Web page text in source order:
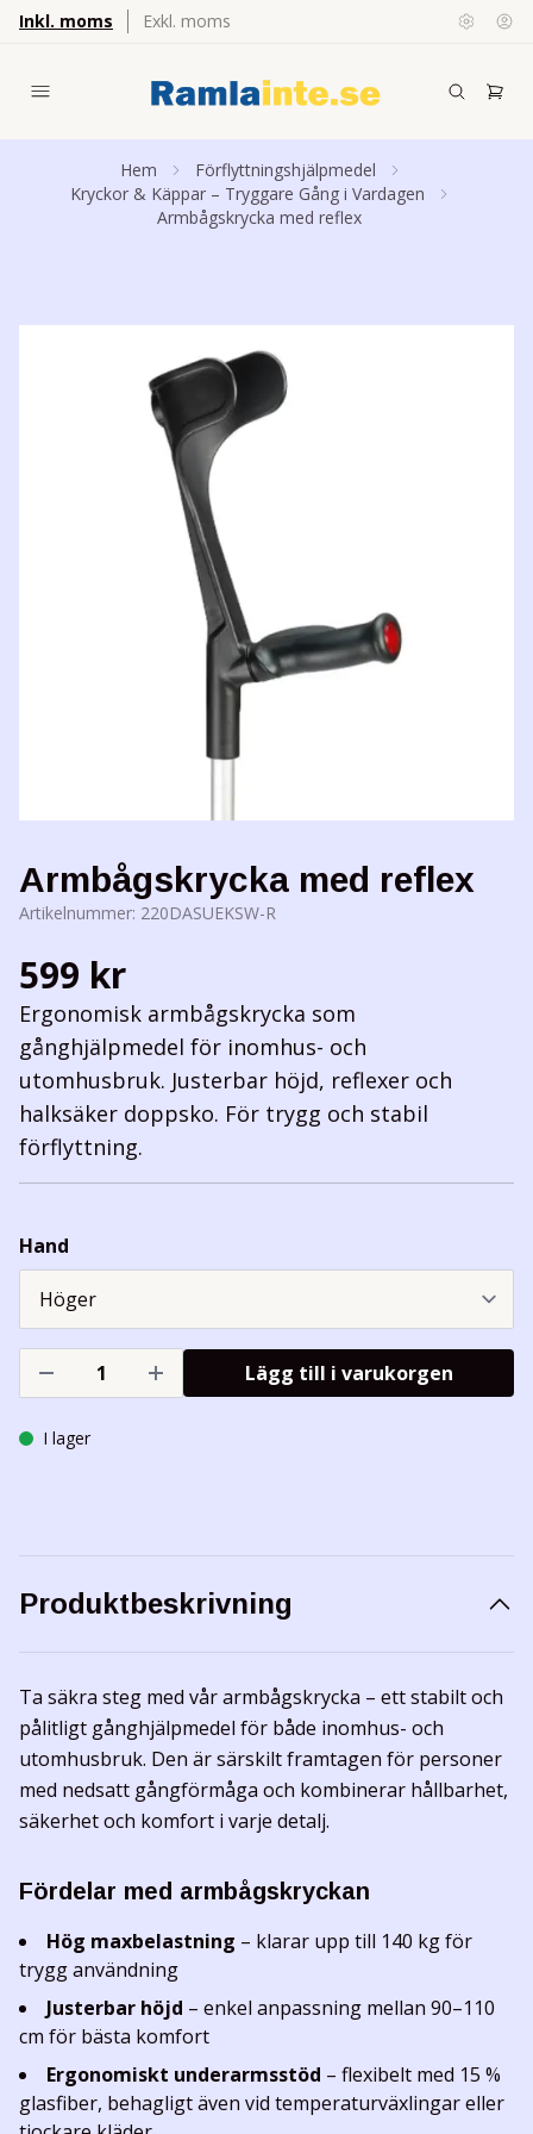
Inkl. moms Exkl. moms
Hem
Förflyttningshjälpmedel
Kryckor & Käppar – Tryggare Gång i Vardagen
Armbågskrycka med reflex
Armbågskrycka med reflex
Artikelnummer: 220DASUEKSW-R
599 kr
Ergonomisk armbågskrycka som
gånghjälpmedel för inomhus- och
utomhusbruk. Justerbar höjd, reflexer och
halksäker doppsko. För trygg och stabil
förflyttning.
Hand
Lägg till i varukorgen
I lager
Produktbeskrivning
Ta säkra steg med vår armbågskrycka – ett stabilt och
pålitligt gånghjälpmedel för både inomhus- och
utomhusbruk. Den är särskilt framtagen för personer
med nedsatt gångförmåga och kombinerar hållbarhet,
säkerhet och komfort i varje detalj.
Fördelar med armbågskryckan
Hög maxbelastning – klarar upp till 140 kg för
trygg användning
Justerbar höjd – enkel anpassning mellan 90–110
cm för bästa komfort
Ergonomiskt underarmsstöd – flexibelt med 15 %
glasfiber, behagligt även vid temperaturväxlingar eller